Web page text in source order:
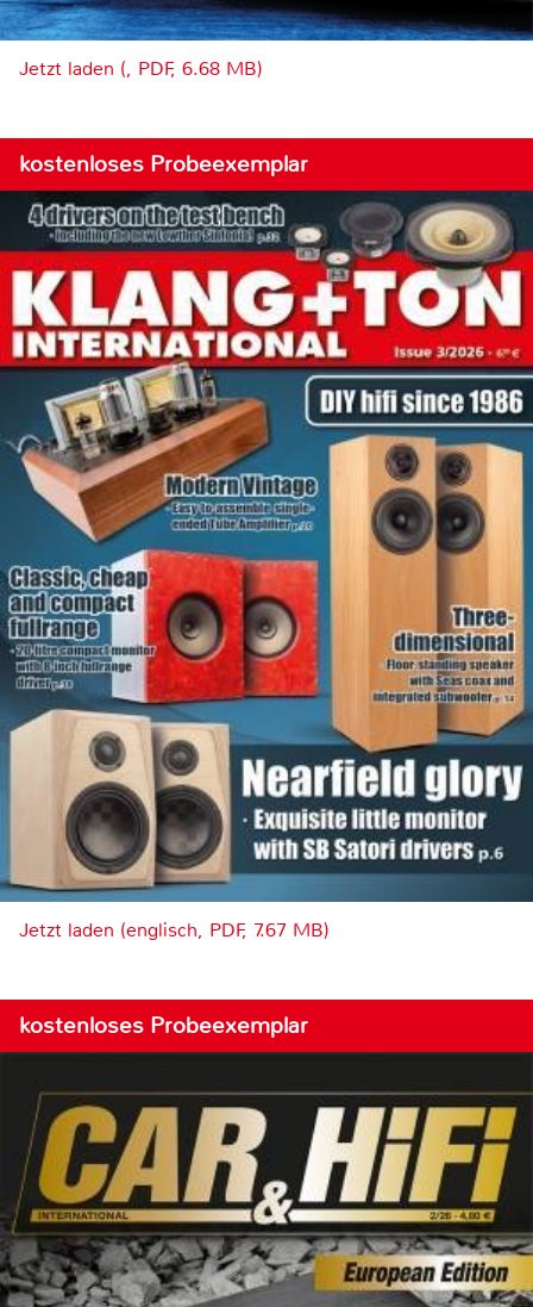
Jetzt laden (, PDF, 6.68 MB)
kostenloses Probeexemplar
Jetzt laden (englisch, PDF, 7.67 MB)
kostenloses Probeexemplar